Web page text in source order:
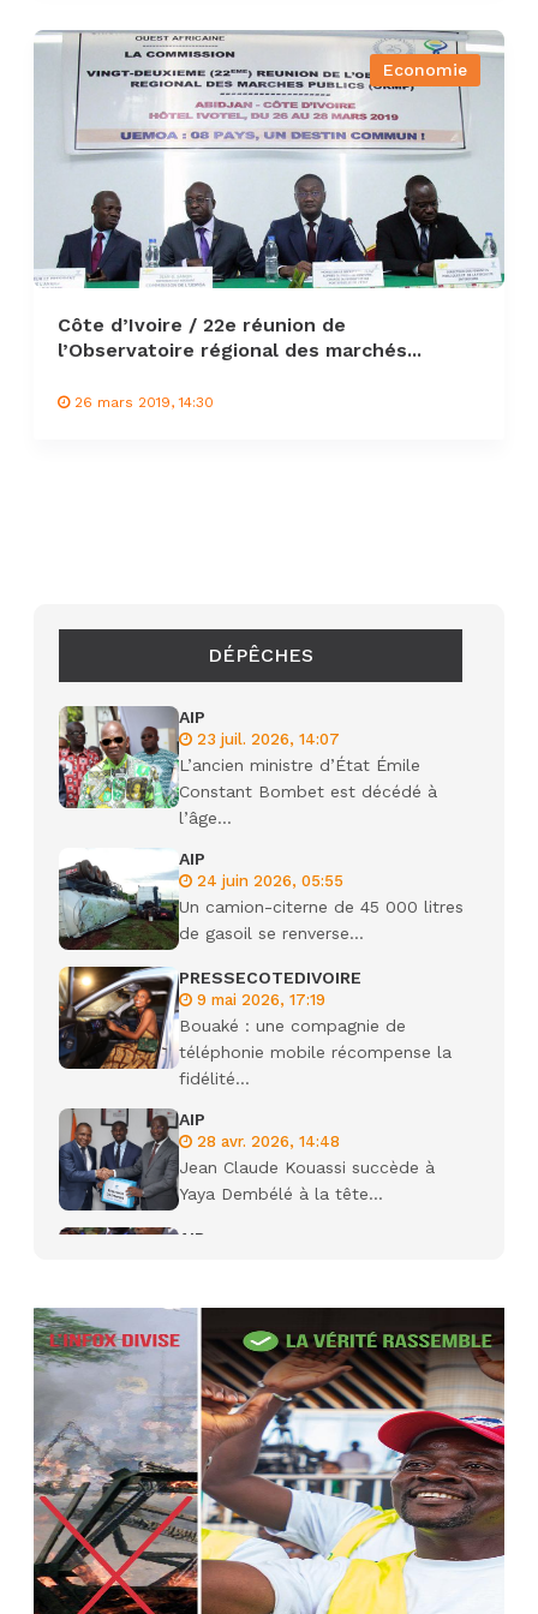
Economie
Côte d’Ivoire / 22e réunion de
l’Observatoire régional des marchés...
26 mars 2019, 14:30
DÉPÊCHES
AIP
23 juil. 2026, 14:07
L’ancien ministre d’État Émile
Constant Bombet est décédé à
l’âge...
AIP
24 juin 2026, 05:55
Un camion-citerne de 45 000 litres
de gasoil se renverse...
PRESSECOTEDIVOIRE
9 mai 2026, 17:19
Bouaké : une compagnie de
téléphonie mobile récompense la
fidélité...
AIP
28 avr. 2026, 14:48
Jean Claude Kouassi succède à
Yaya Dembélé à la tête...
AIP
Camara tué lors d’attaques...
22 avr. 2026, 16:41
Des bureaux ravagés dans un
incendie survenu à la mairie...
AIP
10 avr. 2026, 09:48
Nommé Médiateur de la
République, Gaoussou Touré prend
officiellement fonction